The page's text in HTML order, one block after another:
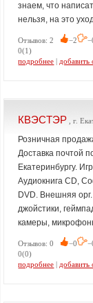
знаем, что
нельзя, на это
Отзывов: 2 −2
0(1)
подробнее | добавить
КВЭСТЭР , г.
Розничная
Доставка почтой
Екатеринбургу.
Аудиокнига CD,
DVD. Внешняя
джойстики,
камеры,
Отзывов: 0 −0
0(0)
подробнее | добавить